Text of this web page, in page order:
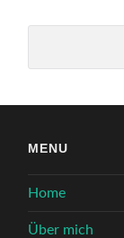
MENU
Home
Über mich